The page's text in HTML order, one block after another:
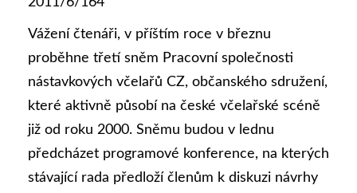
Vážení čtenáři, v příštím roce v březnu
proběhne třetí sněm Pracovní společnosti
nástavkových včelařů CZ, občanského sdružení,
které aktivně působí na české včelařské scéně
již od roku 2000. Sněmu budou v lednu
předcházet programové konference, na kterých
stávající rada předloží členům k diskuzi návrhy